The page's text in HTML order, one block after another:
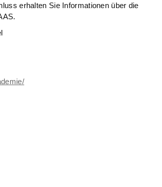
erhalten Sie Informationen über die